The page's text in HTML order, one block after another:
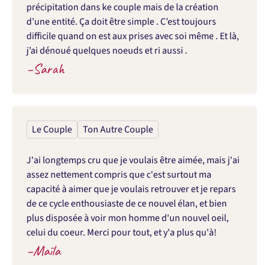
précipitation dans ke couple mais de la création
d’une entité. Ça doit être simple . C’est toujours
difficile quand on est aux prises avec soi même . Et là,
j’ai dénoué quelques noeuds et ri aussi .
–Sarah
Le Couple Ton Autre Couple
J'ai longtemps cru que je voulais être aimée, mais j'ai
assez nettement compris que c'est surtout ma
capacité à aimer que je voulais retrouver et je repars
de ce cycle enthousiaste de ce nouvel élan, et bien
plus disposée à voir mon homme d'un nouvel oeil,
celui du coeur. Merci pour tout, et y'a plus qu'à!
–Maïla